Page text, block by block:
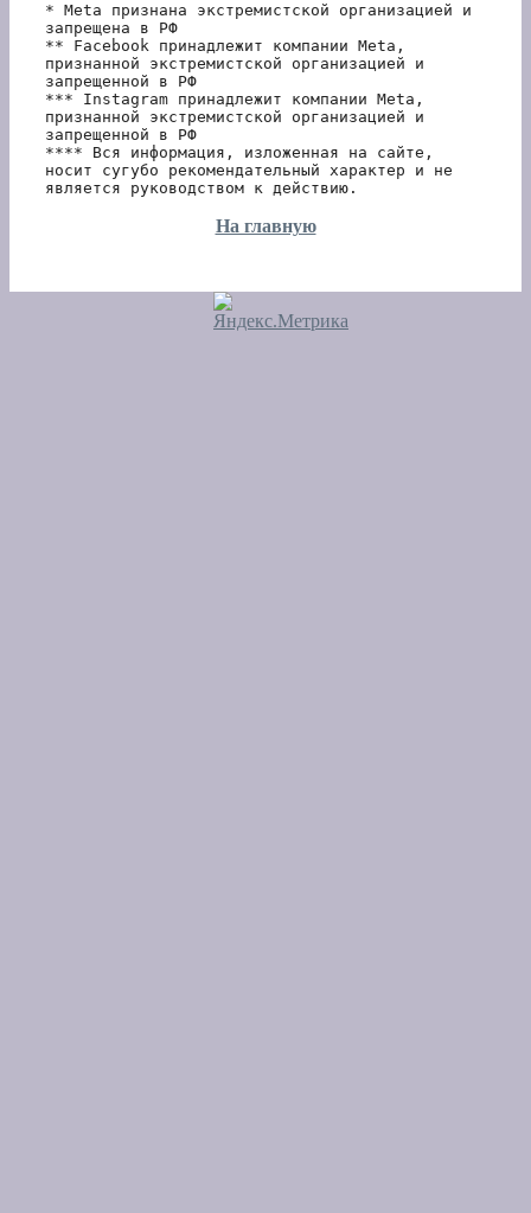
* Meta признана экстремистской организацией и
запрещена в РФ
** Facebook принадлежит компании Meta,
признанной экстремистской организацией и
запрещенной в РФ
*** Instagram принадлежит компании Meta,
признанной экстремистской организацией и
запрещенной в РФ
**** Вся информация, изложенная на сайте,
носит сугубо рекомендательный характер и не
является руководством к действию.
На главную